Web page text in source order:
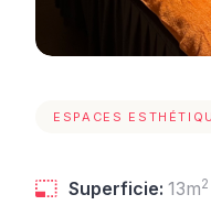
ESPACES
Superficie: 13m2